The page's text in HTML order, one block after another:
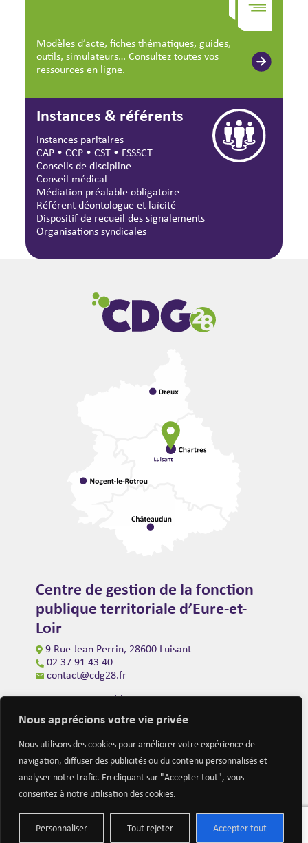
Nous apprécions votre vie privée
Nous utilisons des cookies pour améliorer votre expérience de
navigation, diffuser des publicités ou du contenu personnalisés et
analyser notre trafic. En cliquant sur "Accepter tout", vous
consentez à notre utilisation des cookies.
Personnaliser Tout rejeter Accepter tout
Modèles d’acte, fiches thématiques, guides,
outils, simulateurs… Consultez toutes vos
ressources en ligne.
Instances & référents
Instances paritaires
CAP •CCP •CST • FSSSCT
Conseils de discipline
Conseil médical
Médiation préalable obligatoire
Référent déontologue et laïcité
Dispositif de recueil des signalements
Organisations syndicales
Centre de gestion de la fonction
publique territoriale d’Eure-et-
Loir
9 Rue Jean Perrin, 28600 Luisant
02 37 91 43 40
contact@cdg28.fr
Ouverture au public
du lundi au vendredi de 9h00 à 12h00
et de 14h00 à 16h30
(fermeture à 16h00 le vendredi)
Mentions légales Nous contacter Actualités